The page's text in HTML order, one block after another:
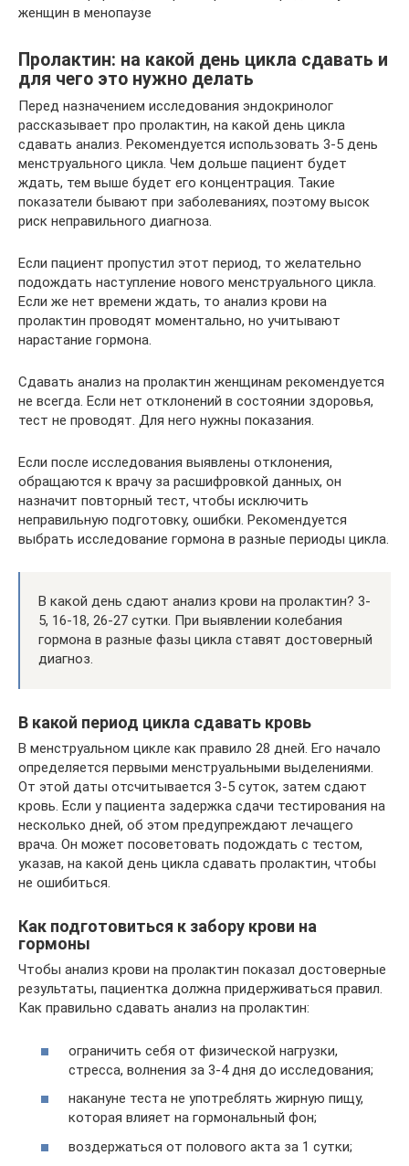
женщин в менопаузе
Пролактин: на какой день цикла сдавать и
для чего это нужно делать
Перед назначением исследования эндокринолог
рассказывает про пролактин, на какой день цикла
сдавать анализ. Рекомендуется использовать 3-5 день
менструального цикла. Чем дольше пациент будет
ждать, тем выше будет его концентрация. Такие
показатели бывают при заболеваниях, поэтому высок
риск неправильного диагноза.
Если пациент пропустил этот период, то желательно
подождать наступление нового менструального цикла.
Если же нет времени ждать, то анализ крови на
пролактин проводят моментально, но учитывают
нарастание гормона.
Сдавать анализ на пролактин женщинам рекомендуется
не всегда. Если нет отклонений в состоянии здоровья,
тест не проводят. Для него нужны показания.
Если после исследования выявлены отклонения,
обращаются к врачу за расшифровкой данных, он
назначит повторный тест, чтобы исключить
неправильную подготовку, ошибки. Рекомендуется
выбрать исследование гормона в разные периоды цикла.
В какой день сдают анализ крови на пролактин? 3-
5, 16-18, 26-27 сутки. При выявлении колебания
гормона в разные фазы цикла ставят достоверный
диагноз.
В какой период цикла сдавать кровь
В менструальном цикле как правило 28 дней. Его начало
определяется первыми менструальными выделениями.
От этой даты отсчитывается 3-5 суток, затем сдают
кровь. Если у пациента задержка сдачи тестирования на
несколько дней, об этом предупреждают лечащего
врача. Он может посоветовать подождать с тестом,
указав, на какой день цикла сдавать пролактин, чтобы
не ошибиться.
Как подготовиться к забору крови на
гормоны
Чтобы анализ крови на пролактин показал достоверные
результаты, пациентка должна придерживаться правил.
Как правильно сдавать анализ на пролактин:
ограничить себя от физической нагрузки,
стресса, волнения за 3-4 дня до исследования;
накануне теста не употреблять жирную пищу,
которая влияет на гормональный фон;
воздержаться от полового акта за 1 сутки;